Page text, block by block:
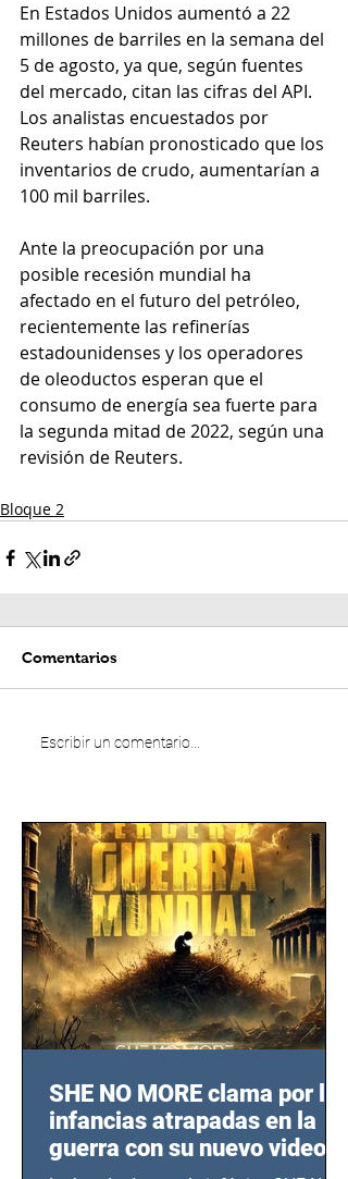
En Estados Unidos aumentó a 22
millones de barriles en la semana del
5 de agosto, ya que, según fuentes
del mercado, citan las cifras del API.
Los analistas encuestados por
Reuters habían pronosticado que los
inventarios de crudo, aumentarían a
100 mil barriles.
Ante la preocupación por una
posible recesión mundial ha
afectado en el futuro del petróleo,
recientemente las refinerías
estadounidenses y los operadores
de oleoductos esperan que el
consumo de energía sea fuerte para
la segunda mitad de 2022, según una
revisión de Reuters.
Bloque 2
Comentarios
Escribir un comentario...
SHE NO MORE clama por las
infancias atrapadas en la
guerra con su nuevo video